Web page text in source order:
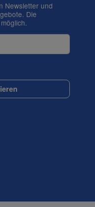
Newsletter und
Die